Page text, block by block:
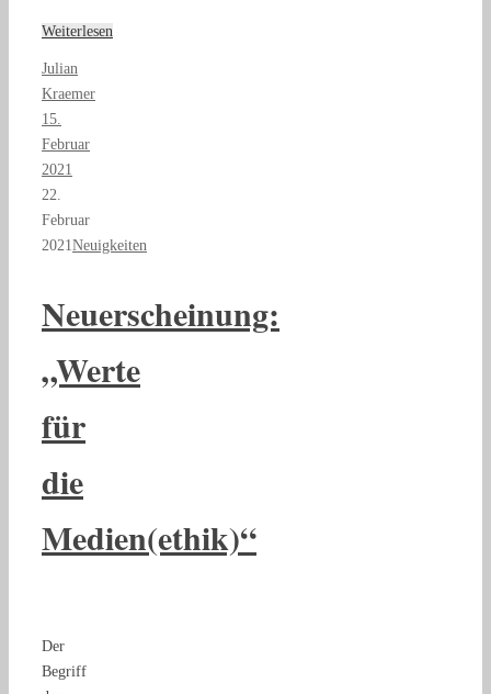
Weiterlesen
Julian
Kraemer
15.
Februar
2021
22.
Februar
2021 Neuigkeiten
Neuerscheinung:
„Werte
für
die
Medien(ethik)“
Der
Begriff